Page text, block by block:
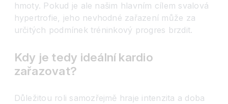
hmoty. Pokud je ale našim hlavním cílem svalová
hypertrofie, jeho nevhodné zařazení může za
určitých podmínek tréninkový progres brzdit.
Kdy je tedy ideální kardio
zařazovat?
Důležitou roli samozřejmě hraje intenzita a doba